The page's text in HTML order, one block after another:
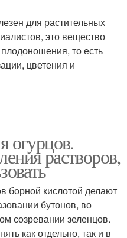
для растительных
это вещество
то есть
цветения и
огурцов.
растворов,
борной кислотой делают
бутонов, во
созревании зеленцов.
как отдельно, так и в